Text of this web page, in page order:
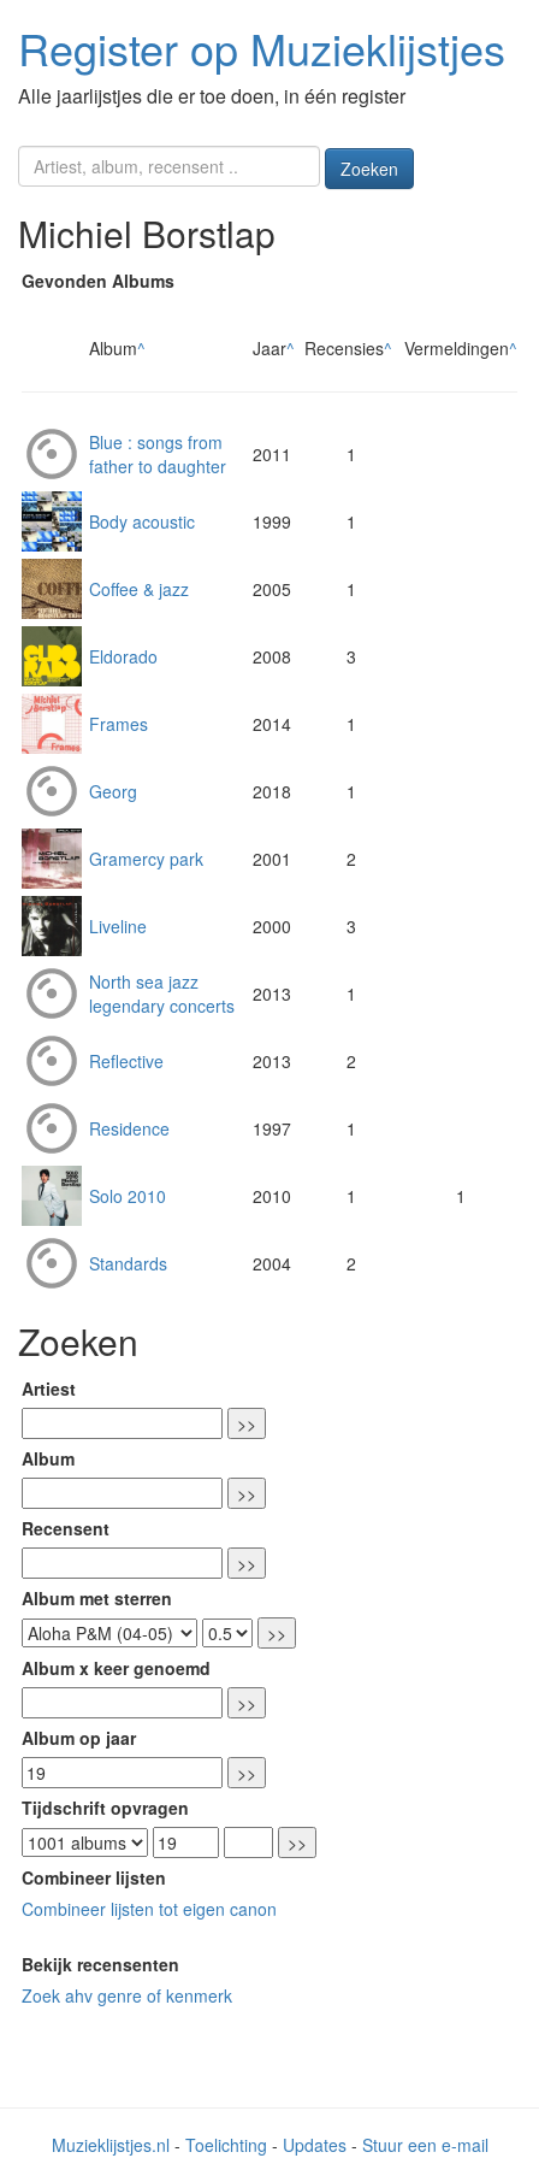
Register op Muzieklijstjes
Alle jaarlijstjes die er toe doen, in één register
Zoeken
Michiel Borstlap
Gevonden Albums
Album^ Jaar^ Recensies^ Vermeldingen^
Blue : songs from
father to daughter
2011 1
Body acoustic 1999 1
Coffee & jazz 2005 1
Eldorado 2008 3
Frames 2014 1
Georg 2018 1
Gramercy park 2001 2
Liveline 2000 3
North sea jazz
legendary concerts
2013 1
Reflective 2013 2
Residence 1997 1
Solo 2010 2010 1 1
Standards 2004 2
Zoeken
Artiest
Album
Recensent
Album met sterren
Album x keer genoemd
Album op jaar
Tijdschrift opvragen
Combineer lijsten
Combineer lijsten tot eigen canon
Bekijk recensenten
Zoek ahv genre of kenmerk
Muzieklijstjes.nl - Toelichting - Updates- Stuur een e-mail